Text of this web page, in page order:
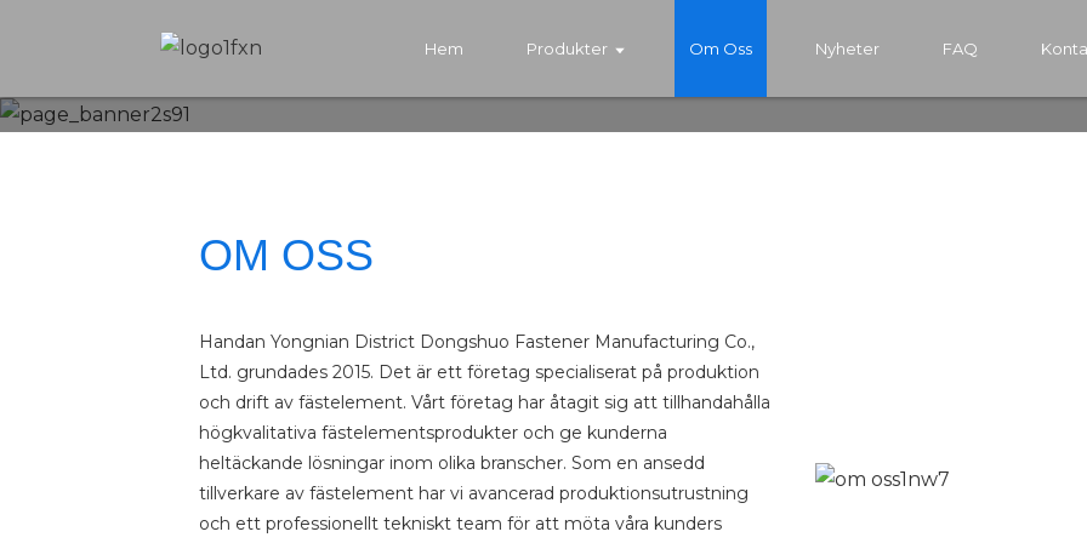
Hem Produkter Om Oss Nyheter FAQ
OM OSS
Handan Yongnian District Dongshuo Fastener Manufacturing Co.,
Ltd. grundades 2015. Det är ett företag specialiserat på produktion
och drift av fästelement. Vårt företag har åtagit sig att tillhandahålla
högkvalitativa fästelementsprodukter och ge kunderna
heltäckande lösningar inom olika branscher. Som en ansedd
tillverkare av fästelement har vi avancerad produktionsutrustning
och ett professionellt tekniskt team för att möta våra kunders